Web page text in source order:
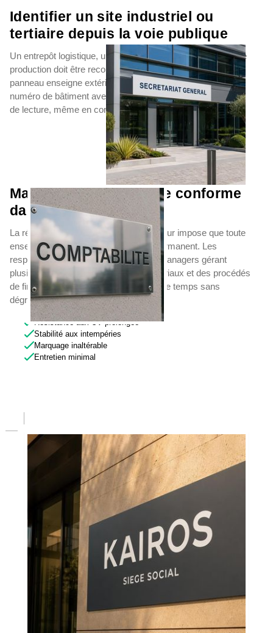
Identifier un site industriel ou
tertiaire depuis la voie publique
Un entrepôt logistique, un bâtiment de bureaux ou un site de
production doit être reconnaissable immédiatement. Le
panneau enseigne extérieur affiche raison sociale, logo et
numéro de bâtiment avec une lisibilité adaptée à la distance
de lecture, même en conditions climatiques difficiles.
Maintenir une enseigne conforme
dans la durée
La réglementation sur l'affichage extérieur impose que toute
enseigne soit maintenue en bon état permanent. Les
responsables de patrimoine et facility managers gérant
plusieurs sites s'appuient sur des matériaux et des procédés
de finition garantissant une tenue dans le temps sans
dégradation visuelle.
Résistance aux UV prolongée
Stabilité aux intempéries
Marquage inaltérable
Entretien minimal